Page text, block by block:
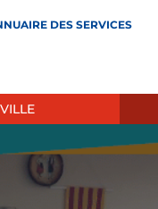
DES SERVICES